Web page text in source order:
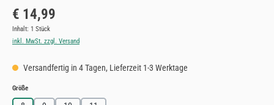
Regulärer Preis:
€ 14,99
Inhalt: 1 Stück
inkl. MwSt. zzgl. Versand
Versandfertig in 4 Tagen, Lieferzeit 1-3 Werktage
Größeauswählen